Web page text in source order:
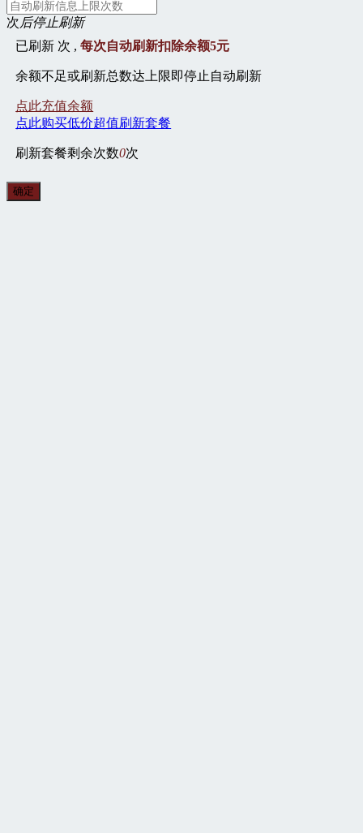
次后停止刷新
已刷新 次 ,每次自动刷新扣除余额5元
余额不足或刷新总数达上限即停止自动刷新
点此充值余额
点此购买低价超值刷新套餐
刷新套餐剩余次数0次